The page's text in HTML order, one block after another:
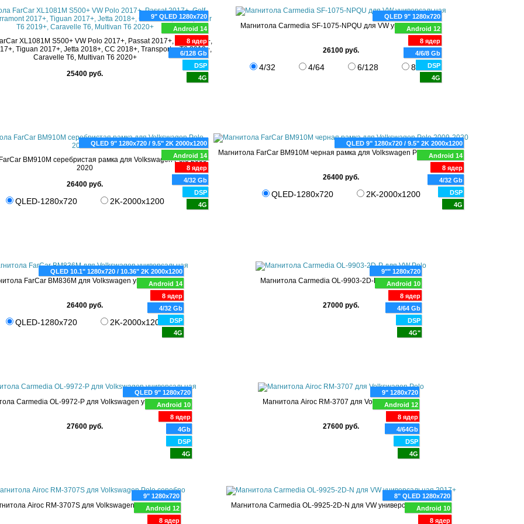
9" QLED 1280x720
Android 14
8 ядер
6/128 Gb
DSP
4G
XL1081M S500+ VW Polo 2017+, Passat 2017+, Golf 2017+,
Tiguan 2017+, Jetta 2018+, CC 2018+, Transporter T6 2019+,
Caravelle T6, Multivan T6 2020+
25400 руб.
QLED 9" 1280x720
Android 12
8 ядер
4/6/8 Gb
DSP
4G
Магнитола Carmedia SF-1075-NPQU для VW универсальная
26100 руб.
4/32 4/64 6/128 8/256
QLED 9" 1280x720 / 9.5" 2K 2000x1200
Android 14
8 ядер
4/32 Gb
DSP
4G
BM910M серебристая рамка для Volkswagen Polo 2009-
2020
26400 руб.
QLED-1280x720 2K-2000x1200
QLED 9" 1280x720 / 9.5" 2K 2000x1200
Android 14
8 ядер
4/32 Gb
DSP
4G
Магнитола FarCar BM910M черная рамка для Volkswagen Polo 2009-2020
26400 руб.
QLED-1280x720 2K-2000x1200
QLED 10.1" 1280x720 / 10.36" 2K 2000x1200
Android 14
8 ядер
4/32 Gb
DSP
4G
FarCar BM836M для Volkswagen универсальная
26400 руб.
QLED-1280x720 2K-2000x1200
9"" 1280x720
Android 10
8 ядер
4/64 Gb
DSP
4G"
Магнитола Carmedia OL-9903-2D-P для VW Polo
27000 руб.
QLED 9" 1280x720
Android 10
8 ядер
4Gb
DSP
4G
Carmedia OL-9972-P для Volkswagen универсальная
27600 руб.
9" 1280x720
Android 12
8 ядер
4/64Gb
DSP
4G
Магнитола Airoc RM-3707 для Volkswagen Polo
27600 руб.
9" 1280x720
Android 12
8 ядер
Airoc RM-3707S для Volkswagen Polo серебро
8" QLED 1280x720
Android 10
8 ядер
Магнитола Carmedia OL-9925-2D-N для VW универсальная 2017+